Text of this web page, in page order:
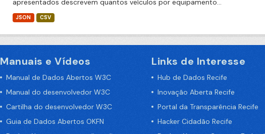
apresentados descrevem quantos veículos por equipamento...
JSON CSV
Manuais e Vídeos
Manual de Dados Abertos W3C
Manual do desenvolvedor W3C
Cartilha do desenvolvedor W3C
Guia de Dados Abertos OKFN
Links de Interesse
Hub de Dados Recife
Inovação Aberta Recife
Portal da Transparência Recife
Hacker Cidadão Recife